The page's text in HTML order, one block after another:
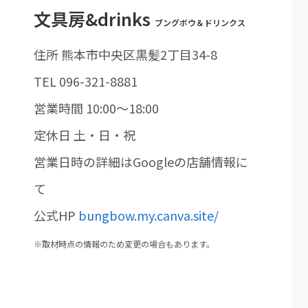
文具房&drinks ブングボウ＆ドリンクス
住所 熊本市中央区黒髪2丁目34-8
TEL 096-321-8881
営業時間 10:00～18:00
定休日 土・日・祝
営業日時の詳細はGoogleの店舗情報に
て
公式HP bungbow.my.canva.site/
※取材時点の情報のため変更の場合もあります。